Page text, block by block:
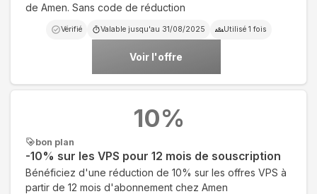
de Amen. Sans code de réduction
Vérifié Valable jusqu'au 31/08/2025 Utilisé 1 fois
Voir l'offre
bon plan
-10% sur les VPS pour 12 mois de souscription
Bénéficiez d'une réduction de 10% sur les offres VPS à
partir de 12 mois d'abonnement chez Amen
10%